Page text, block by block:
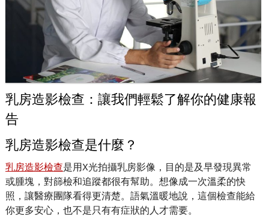
乳房造影檢查：讓我們輕鬆了解你的健康報
告
乳房造影檢查是什麼？
乳房造影檢查是用X光拍攝乳房影像，目的是及早發現異常
或腫塊，對篩檢和追蹤都很有幫助。想像成一次溫柔的快
照，讓醫療團隊看得更清楚。語氣溫暖地說，這個檢查能給
你更多安心，也不是只有有症狀的人才需要。